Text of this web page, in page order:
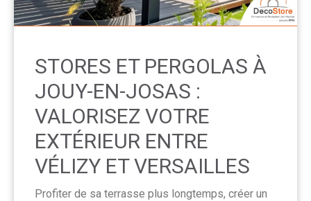
STORES ET PERGOLAS À
JOUY-EN-JOSAS :
VALORISEZ VOTRE
EXTÉRIEUR ENTRE
VÉLIZY ET VERSAILLES
Profiter de sa terrasse plus longtemps, créer un